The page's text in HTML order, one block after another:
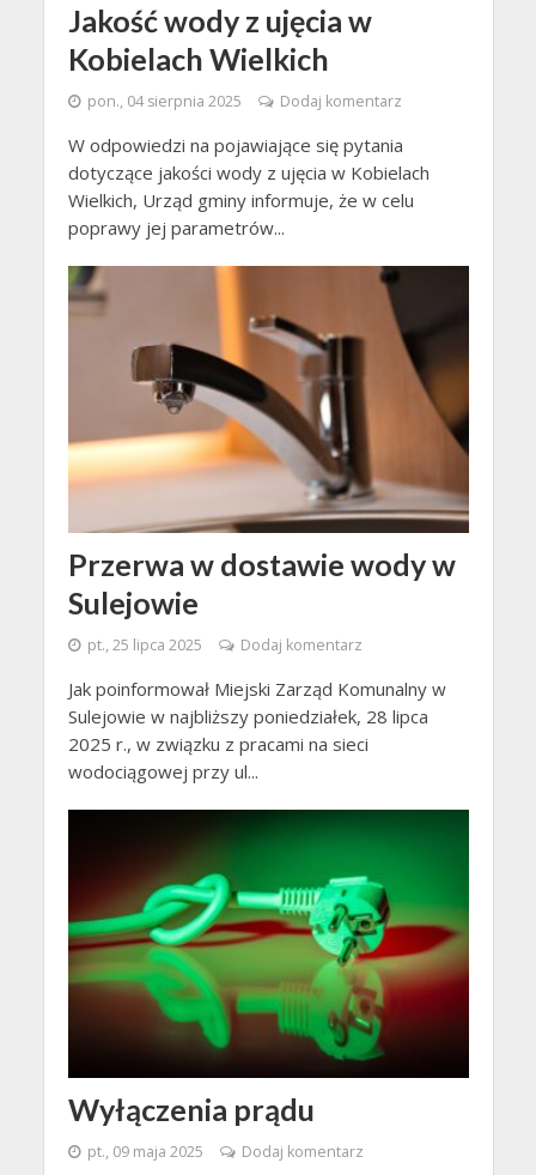
Jakość wody z ujęcia w
Kobielach Wielkich
pon., 04 sierpnia 2025 Dodaj komentarz
W odpowiedzi na pojawiające się pytania
dotyczące jakości wody z ujęcia w Kobielach
Wielkich, Urząd gminy informuje, że w celu
poprawy jej parametrów...
Przerwa w dostawie wody w
Sulejowie
pt., 25 lipca 2025 Dodaj komentarz
Jak poinformował Miejski Zarząd Komunalny w
Sulejowie w najbliższy poniedziałek, 28 lipca
2025 r., w związku z pracami na sieci
wodociągowej przy ul...
Wyłączenia prądu
pt., 09 maja 2025 Dodaj komentarz